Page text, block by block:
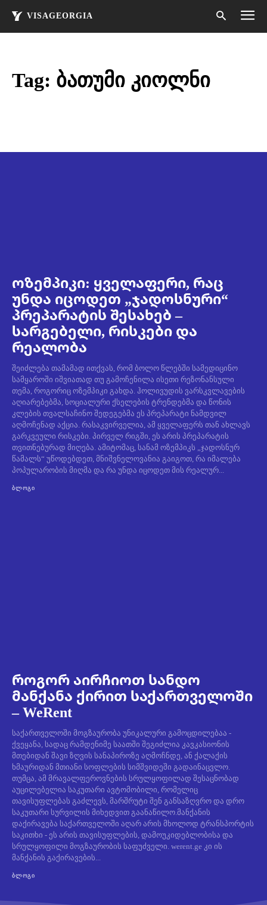
VISAGEORGIA
Tag: ბათუმი კიოლნი
ოზემპიკი: ყველაფერი, რაც
უნდა იცოდეთ „ჯადოსნური“
პრეპარატის შესახებ –
სარგებელი, რისკები და
რეალობა
შეიძლება თამამად ითქვას, რომ ბოლო წლებში სამედიცინო
სამყაროში იშვიათად თუ გამოჩენილა ისეთი რეზონანსული
თემა, როგორიც ოზემპიკი გახდა. ჰოლივუდის ვარსკვლავების
აღიარებებმა, სოციალური ქსელების ტრენდებმა და წონის
კლების თვალსაჩინო შედეგებმა ეს პრეპარატი ნამდვილ
აღმოჩენად აქცია. რასაკვირველია, ამ ყველაფერს თან ახლავს
გარკვეული რისკები. პირველ რიგში, ეს არის პრეპარატის
თვითნებურად მიღება. ამიტომაც, სანამ ოზემპიკს „ჯადოსნურ
წამალს“ უწოდებდეთ, მნიშვნელოვანია გაიგოთ, რა იმალება
პოპულარობის მიღმა და რა უნდა იცოდეთ მის რეალურ...
ᲑᲚᲝᲒᲘ
როგორ აირჩიოთ სანდო
მანქანა ქირით საქართველოში
– WeRent
საქართველოში მოგზაურობა უნიკალური გამოცდილებაა -
ქვეყანა, სადაც რამდენიმე საათში შეგიძლია კავკასიონის
მთებიდან შავი ზღვის სანაპიროზე აღმოჩნდე, ან ქალაქის
ხმაურიდან მთიანი სოფლების სიმშვიდეში გადაინაცვლო.
თუმცა, ამ მრავალფეროვნების სრულყოფილად შესაცნობად
აუცილებელია საკუთარი ავტომობილი, რომელიც
თავისუფლებას გაძლევს, მარშრუტი შენ განსაზღვრო და დრო
საკუთარი სურვილის მიხედვით გაანაწილო.მანქანის
დაქირავება საქართველოში აღარ არის მხოლოდ ტრანსპორტის
საკითხი - ეს არის თავისუფლების, დამოუკიდებლობისა და
სრულყოფილი მოგზაურობის საფუძველი. werent.ge კი ის
მანქანის გაქირავების...
ᲑᲚᲝᲒᲘ